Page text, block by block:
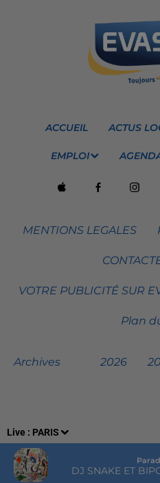
Live : PARIS
DJ SNAKE ET
ACCUEIL ACTUS
EMPLOI
MENTIONS LEGALES
VOTRE PUBLICITÉ SUR
Plan
Archives 2026